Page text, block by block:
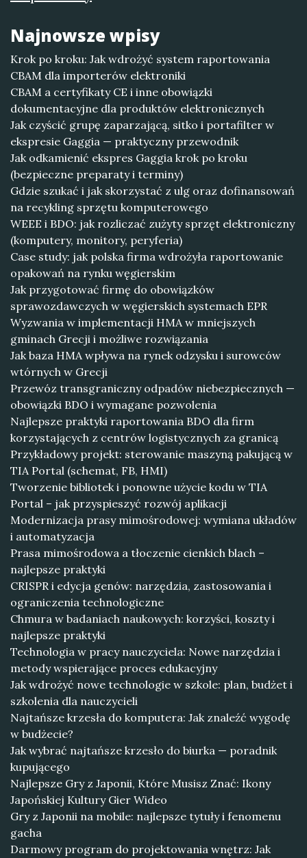
Najnowsze wpisy
Krok po kroku: Jak wdrożyć system raportowania
CBAM dla importerów elektroniki
CBAM a certyfikaty CE i inne obowiązki
dokumentacyjne dla produktów elektronicznych
Jak czyścić grupę zaparzającą, sitko i portafilter w
ekspresie Gaggia — praktyczny przewodnik
Jak odkamienić ekspres Gaggia krok po kroku
(bezpieczne preparaty i terminy)
Gdzie szukać i jak skorzystać z ulg oraz dofinansowań
na recykling sprzętu komputerowego
WEEE i BDO: jak rozliczać zużyty sprzęt elektroniczny
(komputery, monitory, peryferia)
Case study: jak polska firma wdrożyła raportowanie
opakowań na rynku węgierskim
Jak przygotować firmę do obowiązków
sprawozdawczych w węgierskich systemach EPR
Wyzwania w implementacji HMA w mniejszych
gminach Grecji i możliwe rozwiązania
Jak baza HMA wpływa na rynek odzysku i surowców
wtórnych w Grecji
Przewóz transgraniczny odpadów niebezpiecznych —
obowiązki BDO i wymagane pozwolenia
Najlepsze praktyki raportowania BDO dla firm
korzystających z centrów logistycznych za granicą
Przykładowy projekt: sterowanie maszyną pakującą w
TIA Portal (schemat, FB, HMI)
Tworzenie bibliotek i ponowne użycie kodu w TIA
Portal – jak przyspieszyć rozwój aplikacji
Modernizacja prasy mimośrodowej: wymiana układów
i automatyzacja
Prasa mimośrodowa a tłoczenie cienkich blach –
najlepsze praktyki
CRISPR i edycja genów: narzędzia, zastosowania i
ograniczenia technologiczne
Chmura w badaniach naukowych: korzyści, koszty i
najlepsze praktyki
Technologia w pracy nauczyciela: Nowe narzędzia i
metody wspierające proces edukacyjny
Jak wdrożyć nowe technologie w szkole: plan, budżet i
szkolenia dla nauczycieli
Najtańsze krzesła do komputera: Jak znaleźć wygodę
w budżecie?
Jak wybrać najtańsze krzesło do biurka — poradnik
kupującego
Najlepsze Gry z Japonii, Które Musisz Znać: Ikony
Japońskiej Kultury Gier Wideo
Gry z Japonii na mobile: najlepsze tytuły i fenomenu
gacha
Darmowy program do projektowania wnętrz: Jak